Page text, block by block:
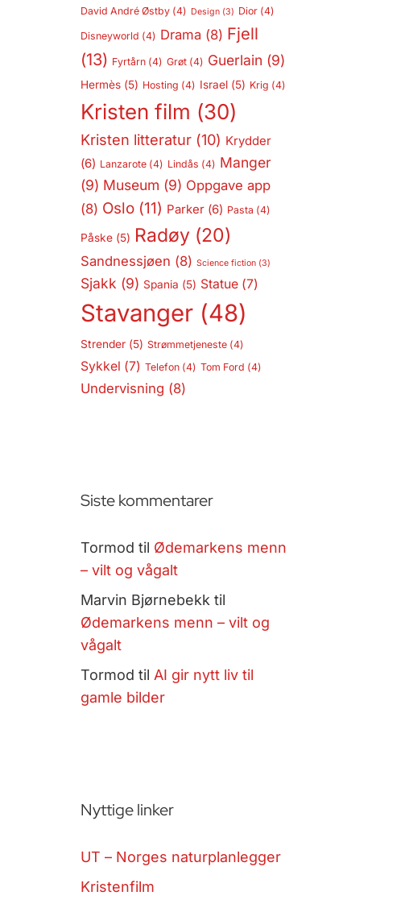
David André Østby(4) Design(3) Dior(4)
Disneyworld (4) Drama (8) Fjell
(13) Fyrtårn(4) Grøt(4) Guerlain (9)
Hermès(5) Hosting (4) Israel(5) Krig (4)
Kristen film (30)
Kristen litteratur(10) Krydder
(6) Lanzarote(4) Lindås (4) Manger
(9) Museum (9) Oppgave app
(8) Oslo(11) Parker(6) Pasta (4)
Påske(5) Radøy(20)
Sandnessjøen (8) Science fiction(3)
Sjakk (9) Spania (5) Statue(7)
Stavanger(48)
Strender(5) Strømmetjeneste(4)
Sykkel (7) Telefon(4) Tom Ford (4)
Undervisning (8)
Siste kommentarer
Tormod til Ødemarkens menn
– vilt og vågalt
Marvin Bjørnebekk til
Ødemarkens menn – vilt og
vågalt
Tormod til AI gir nytt liv til
gamle bilder
Nyttige linker
UT – Norges naturplanlegger
Kristenfilm